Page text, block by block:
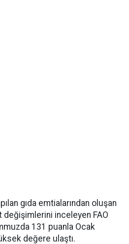
gıda emtialarından oluşan
değişimlerini inceleyen FAO
131 puanla Ocak
değere ulaştı.